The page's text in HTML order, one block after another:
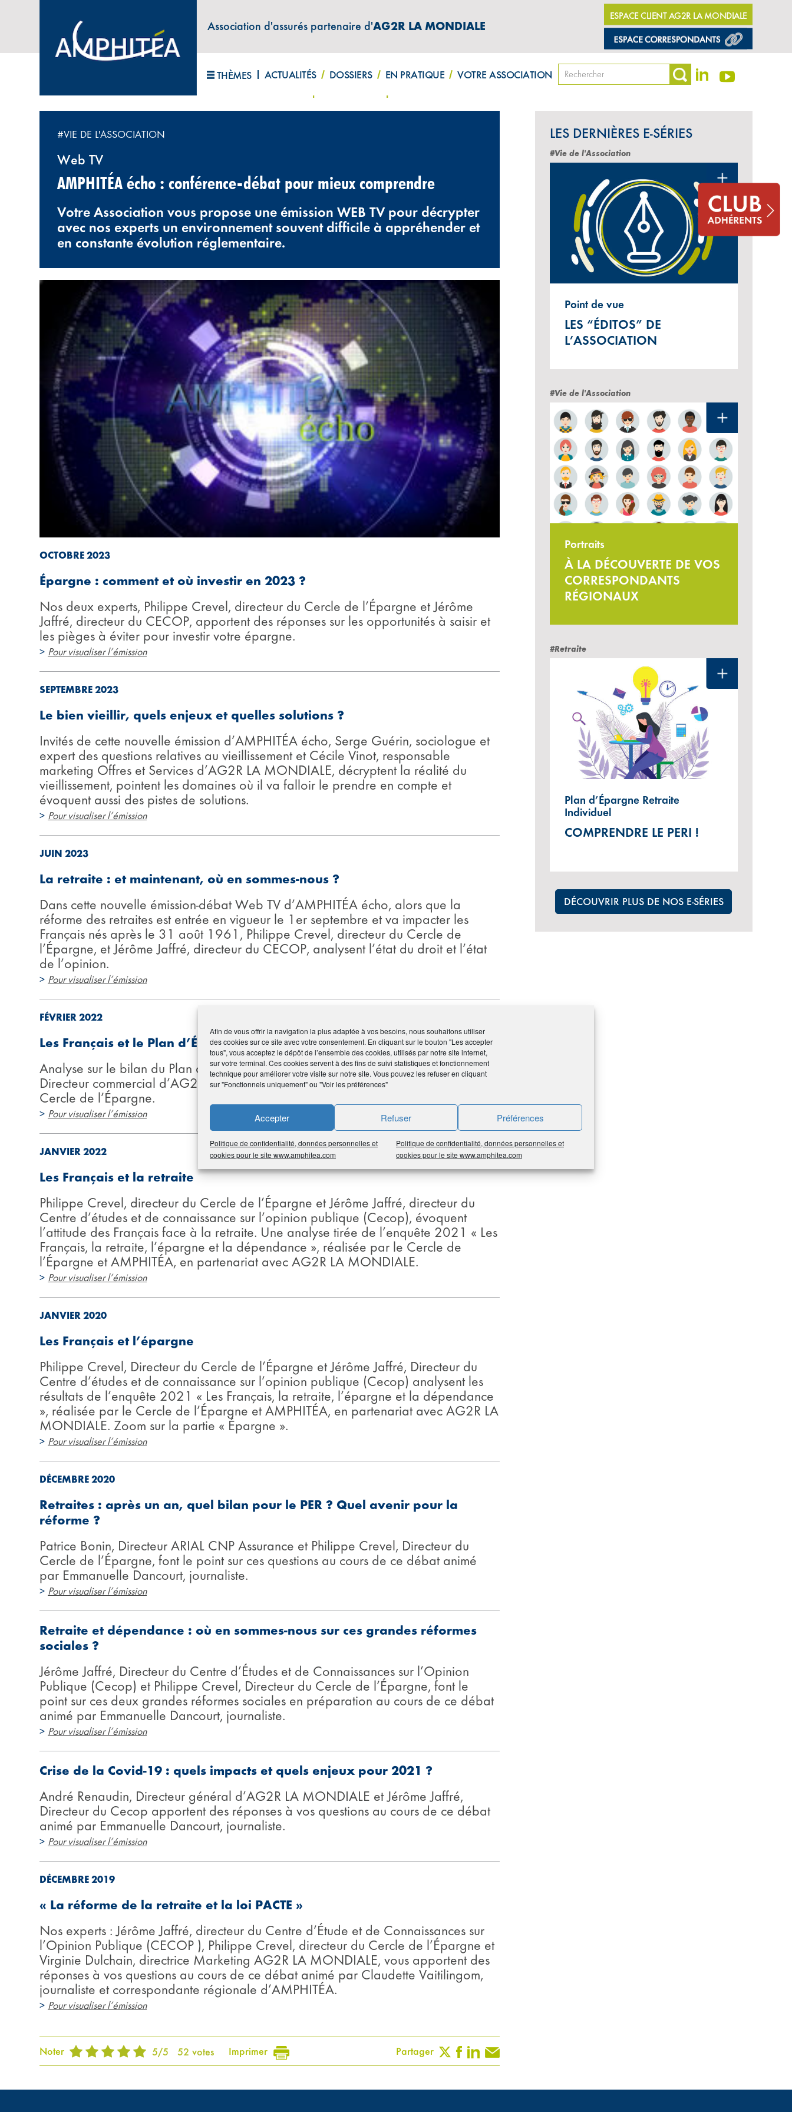
Afin de vous offrir la navigation la plus adaptée à vos besoins, nous souhaitons utiliser
des cookies sur ce site avec votre consentement. En cliquant sur le bouton "Les accepter
tous", vous acceptez le dépôt de l’ensemble des cookies, utilisés par notre site internet,
sur votre terminal. Ces cookies servent à des fins de suivi statistiques et fonctionnement
technique pour améliorer votre visite sur notre site. Vous pouvez les refuser en cliquant
sur "Fonctionnels uniquement" ou "Voir les préférences"
Accepter Refuser Préférences
Politique de confidentialité, données personnelles et
cookies pour le site www.amphitea.com
Politique de confidentialité, données personnelles et
cookies pour le site www.amphitea.com
Association d'assurés partenaire d'AG2R LA MONDIALE
ESPACE CLIENT AG2R LA MONDIALE
THÈMES ACTUALITÉS DOSSIERS EN PRATIQUE VOTRE ASSOCIATION
ABONNEZ-VOUS À LA LETTRE D'INFORMATIONS "AMPHITÉA INFOS"
#VIE DE L'ASSOCIATION
Web TV
AMPHITÉA écho : conférence-débat pour mieux comprendre
Votre Association vous propose une émission WEB TV pour décrypter
avec nos experts un environnement souvent difficile à appréhender et
en constante évolution réglementaire.
OCTOBRE 2023
Épargne : comment et où investir en 2023 ?
Nos deux experts, Philippe Crevel, directeur du Cercle de l’Épargne et Jérôme
Jaffré, directeur du CECOP, apportent des réponses sur les opportunités à saisir et
les pièges à éviter pour investir votre épargne.
> Pour visualiser l’émission
SEPTEMBRE 2023
Le bien vieillir, quels enjeux et quelles solutions ?
Invités de cette nouvelle émission d’AMPHITÉA écho, Serge Guérin, sociologue et
expert des questions relatives au vieillissement et Cécile Vinot, responsable
marketing Offres et Services d’AG2R LA MONDIALE, décryptent la réalité du
vieillissement, pointent les domaines où il va falloir le prendre en compte et
évoquent aussi des pistes de solutions.
> Pour visualiser l’émission
JUIN 2023
La retraite : et maintenant, où en sommes-nous ?
Dans cette nouvelle émission-débat Web TV d’AMPHITÉA écho, alors que la
réforme des retraites est entrée en vigueur le 1er septembre et va impacter les
Français nés après le 31 août 1961, Philippe Crevel, directeur du Cercle de
l’Épargne, et Jérôme Jaffré, directeur du CECOP, analysent l’état du droit et l’état
de l’opinion.
> Pour visualiser l’émission
FÉVRIER 2022
Les Français et le Plan d’Épargne Retraite (PER)
Analyse sur le bilan du Plan d’Épargne Retraite (PER) avec Thierry Chérier,
Directeur commercial d’AG2R LA MONDIALE et Philippe Crevel, Directeur du
Cercle de l’Épargne.
> Pour visualiser l’émission
JANVIER 2022
Les Français et la retraite
Philippe Crevel, directeur du Cercle de l’Épargne et Jérôme Jaffré, directeur du
Centre d’études et de connaissance sur l’opinion publique (Cecop), évoquent
l’attitude des Français face à la retraite. Une analyse tirée de l’enquête 2021 « Les
Français, la retraite, l’épargne et la dépendance », réalisée par le Cercle de
l’Épargne et AMPHITÉA, en partenariat avec AG2R LA MONDIALE.
> Pour visualiser l’émission
JANVIER 2020
Les Français et l’épargne
Philippe Crevel, Directeur du Cercle de l’Épargne et Jérôme Jaffré, Directeur du
Centre d’études et de connaissance sur l’opinion publique (Cecop) analysent les
résultats de l’enquête 2021 « Les Français, la retraite, l’épargne et la dépendance
», réalisée par le Cercle de l’Épargne et AMPHITÉA, en partenariat avec AG2R LA
MONDIALE. Zoom sur la partie « Épargne ».
> Pour visualiser l’émission
DÉCEMBRE 2020
Retraites : après un an, quel bilan pour le PER ? Quel avenir pour la
réforme ?
Patrice Bonin, Directeur ARIAL CNP Assurance et Philippe Crevel, Directeur du
Cercle de l’Épargne, font le point sur ces questions au cours de ce débat animé
par Emmanuelle Dancourt, journaliste.
> Pour visualiser l’émission
Retraite et dépendance : où en sommes-nous sur ces grandes réformes
sociales ?
Jérôme Jaffré, Directeur du Centre d’Études et de Connaissances sur l’Opinion
Publique (Cecop) et Philippe Crevel, Directeur du Cercle de l’Épargne, font le
point sur ces deux grandes réformes sociales en préparation au cours de ce débat
animé par Emmanuelle Dancourt, journaliste.
> Pour visualiser l’émission
Crise de la Covid-19 : quels impacts et quels enjeux pour 2021 ?
André Renaudin, Directeur général d’AG2R LA MONDIALE et Jérôme Jaffré,
Directeur du Cecop apportent des réponses à vos questions au cours de ce débat
animé par Emmanuelle Dancourt, journaliste.
> Pour visualiser l’émission
DÉCEMBRE 2019
« La réforme de la retraite et la loi PACTE »
Nos experts : Jérôme Jaffré, directeur du Centre d’Étude et de Connaissances sur
l’Opinion Publique (CECOP ), Philippe Crevel, directeur du Cercle de l’Épargne et
Virginie Dulchain, directrice Marketing AG2R LA MONDIALE, vous apportent des
réponses à vos questions au cours de ce débat animé par Claudette Vaitilingom,
journaliste et correspondante régionale d’AMPHITÉA.
> Pour visualiser l’émission
Noter 5/5 52 votes Imprimer Partager
LES DERNIÈRES E-SÉRIES
#Vie de l'Association
Point de vue
LES “ÉDITOS” DE
L’ASSOCIATION
#Vie de l'Association
Portraits
À LA DÉCOUVERTE DE VOS
CORRESPONDANTS
RÉGIONAUX
#Retraite
Plan d’Épargne Retraite
Individuel
COMPRENDRE LE PERI !
DÉCOUVRIR PLUS DE NOS E-SÉRIES